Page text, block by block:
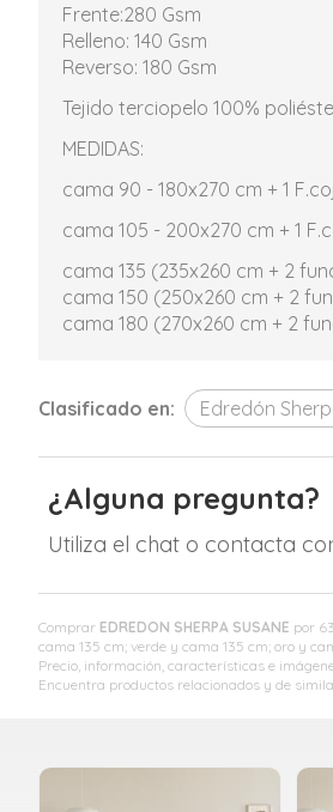
Comprar EDREDON SHERPA SUSANE por
cama 135 cm; verde y cama 135 cm; oro y
Precio, información, características e
Encuentra productos relacionados y de
Frente:280 Gsm
Relleno: 140 Gsm
Reverso: 180 Gsm
Tejido terciopelo 100%
MEDIDAS:
cama 90 - 180x270 cm + 1
cama 105 - 200x270 cm + 1
cama 135 (235x260 cm + 2
cama 150 (250x260 cm + 2
cama 180 (270x260 cm + 2
Clasificado en: Edredón
¿Alguna pregunta?
Utiliza el chat o contacta